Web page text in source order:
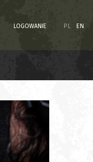
LOGOWANIE PL EN